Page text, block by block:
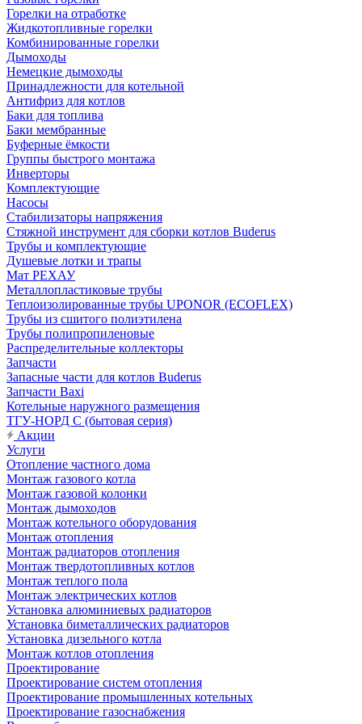
Горелки на отработке
Жидкотопливные горелки
Комбинированные горелки
Дымоходы
Немецкие дымоходы
Принадлежности для котельной
Антифриз для котлов
Баки для топлива
Баки мембранные
Буферные ёмкости
Группы быстрого монтажа
Инверторы
Комплектующие
Насосы
Стабилизаторы напряжения
Стяжной инструмент для сборки котлов Buderus
Трубы и комплектующие
Душевые лотки и трапы
Мат РЕХАУ
Металлопластиковые трубы
Теплоизолированные трубы UPONOR (ECOFLEX)
Трубы из сшитого полиэтилена
Трубы полипропиленовые
Распределительные коллекторы
Запчасти
Запасные части для котлов Buderus
Запчасти Baxi
Котельные наружного размещения
ТГУ-НОРД С (бытовая серия)
Акции
Услуги
Отопление частного дома
Монтаж газового котла
Монтаж газовой колонки
Монтаж дымоходов
Монтаж котельного оборудования
Монтаж отопления
Монтаж радиаторов отопления
Монтаж твердотопливных котлов
Монтаж теплого пола
Монтаж электрических котлов
Установка алюминиевых радиаторов
Установка биметаллических радиаторов
Установка дизельного котла
Монтаж котлов отопления
Проектирование
Проектирование систем отопления
Проектирование промышленных котельных
Проектирование газоснабжения